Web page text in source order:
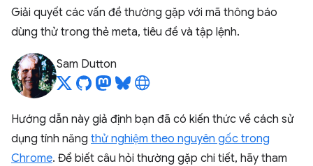
Giải quyết các vấn đề thường gặp với mã thông báo
dùng thử trong thẻ meta, tiêu đề và tập lệnh.
Sam Dutton
Hướng dẫn này giả định bạn đã có kiến thức về cách sử
dụng tính năng thử nghiệm theo nguyên gốc trong
Chrome. Để biết câu hỏi thường gặp chi tiết, hãy tham